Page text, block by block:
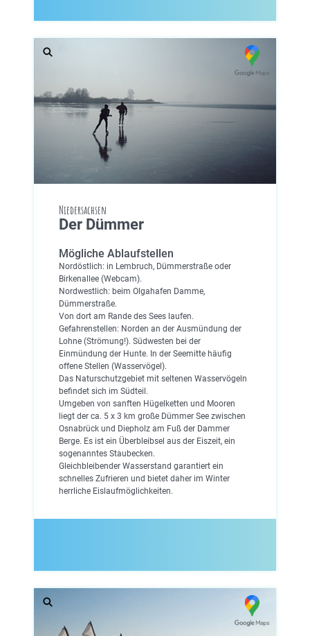
Niedersachsen
Der Dümmer
Mögliche Ablaufstellen
Nordöstlich: in Lembruch, Dümmerstraße oder
Birkenallee (Webcam).
Nordwestlich: beim Olgahafen Damme,
Dümmerstraße.
Von dort am Rande des Sees laufen.
Gefahrenstellen: Norden an der Ausmündung der
Lohne (Strömung!). Südwesten bei der
Einmündung der Hunte. In der Seemitte häufig
offene Stellen (Wasservögel).
Das Naturschutzgebiet mit seltenen Wasservögeln
befindet sich im Südteil.
Umgeben von sanften Hügelketten und Mooren
liegt der ca. 5 x 3 km große Dümmer See zwischen
Osnabrück und Diepholz am Fuß der Dammer
Berge. Es ist ein Überbleibsel aus der Eiszeit, ein
sogenanntes Staubecken.
Gleichbleibender Wasserstand garantiert ein
schnelles Zufrieren und bietet daher im Winter
herrliche Eislaufmöglichkeiten.